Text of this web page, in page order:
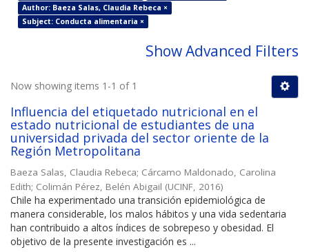
Author: Baeza Salas, Claudia Rebeca ×
Subject: Conducta alimentaria ×
Show Advanced Filters
Now showing items 1-1 of 1
Influencia del etiquetado nutricional en el
estado nutricional de estudiantes de una
universidad privada del sector oriente de la
Región Metropolitana
Baeza Salas, Claudia Rebeca; Cárcamo Maldonado, Carolina
Edith; Colimán Pérez, Belén Abigail (UCINF, 2016)
Chile ha experimentado una transición epidemiológica de
manera considerable, los malos hábitos y una vida sedentaria
han contribuido a altos índices de sobrepeso y obesidad. El
objetivo de la presente investigación es ...